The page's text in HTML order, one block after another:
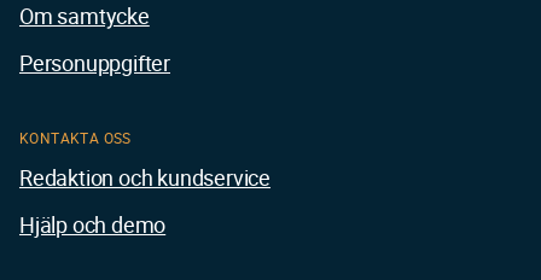
KONTAKTA OSS
Redaktion och kundservice
Hjälp och demo
Om samtycke
Personuppgifter